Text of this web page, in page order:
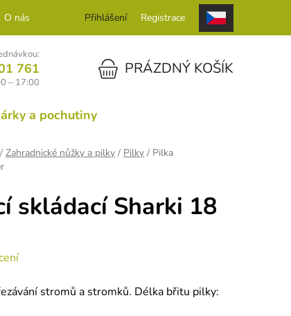
O nás KontaktPřihlášení Registrace
761
– 17:00
NÁKUPNÍ KOŠÍKPRÁZDNÝ KOŠÍK
a pochutiny
/ Zahradnické nůžky a pilky / Pilky / Pilka
skládací Sharki 18
stromů a stromků. Délka břitu pilky: